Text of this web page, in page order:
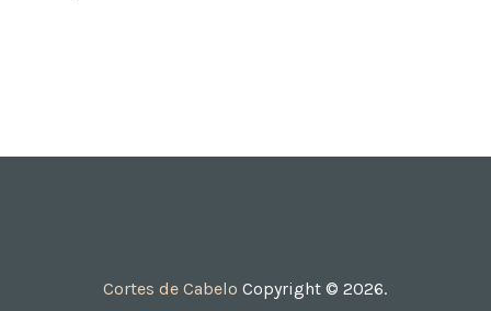
Cortes de Cabelo Copyright © 2026.